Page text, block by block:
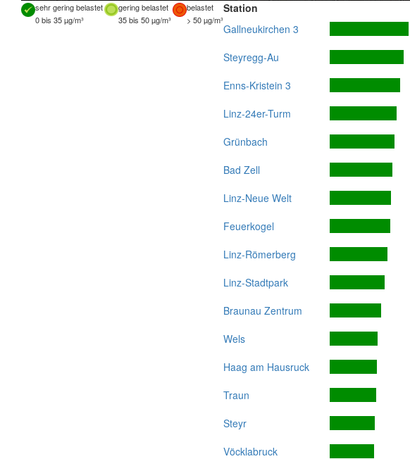
sehr gering belastet gering belastet
belastet
0 bis 35 µg/m³
35 bis 50 µg/m³ > 50 µg/m³
Station
Gallneukirchen 3
Steyregg-Au
Enns-Kristein 3
Linz-24er-Turm
Grünbach
Bad Zell
Linz-Neue Welt
Feuerkogel
Linz-Römerberg
Linz-Stadtpark
Braunau Zentrum
Wels
Haag am Hausruck
Traun
Steyr
Vöcklabruck